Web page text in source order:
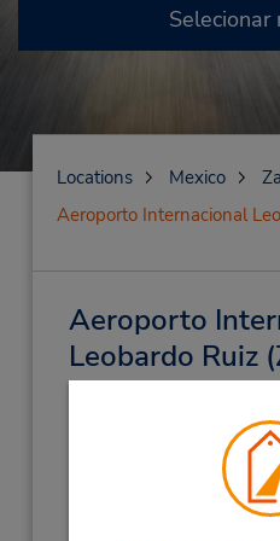
Selecionar
Locations Mexico
Aeroporto Internacional
Aeroporto
Leobardo Ruiz
Zacatecas Intl Airport,
98000,